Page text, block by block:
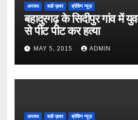
अपराध बडी ख़बर ब्रेकिंग न्यूज़
बहादुरगढ़ के सिदीपुर गांव में
से पीट पीट कर हत्या
MAY 5, 2015 ADMIN
अपराध बडी ख़बर ब्रेकिंग न्यूज़